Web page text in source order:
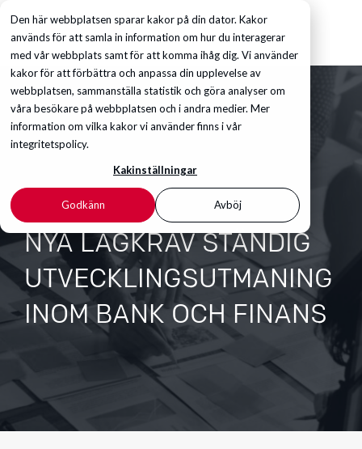
Den här webbplatsen sparar kakor på din dator. Kakor
används för att samla in information om hur du interagerar
med vår webbplats samt för att komma ihåg dig. Vi använder
kakor för att förbättra och anpassa din upplevelse av
webbplatsen, sammanställa statistik och göra analyser om
våra besökare på webbplatsen och i andra medier. Mer
information om vilka kakor vi använder finns i vår
integritetspolicy.
Kakinställningar
Godkänn Avböj
NYA LAGKRAV STÄNDIG
UTVECKLINGSUTMANING
INOM BANK OCH FINANS